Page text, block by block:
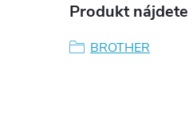
Produkt
BROTHER